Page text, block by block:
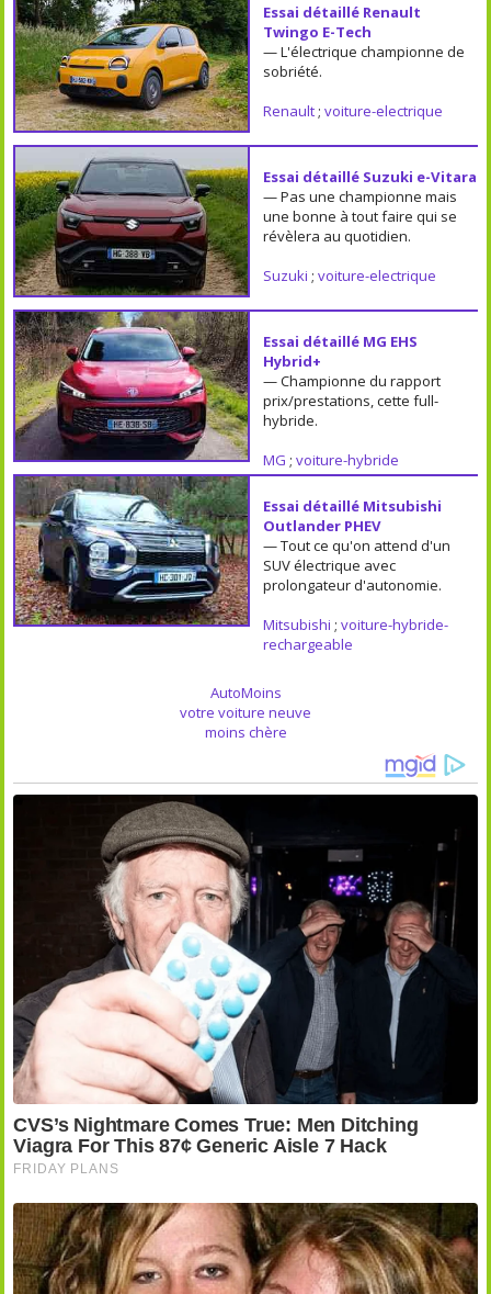
Essai détaillé Renault
Twingo E-Tech
— L'électrique championne de
sobriété.
Renault; voiture-electrique
Essai détaillé Suzuki e-Vitara
— Pas une championne mais
une bonne à tout faire qui se
révèlera au quotidien.
Suzuki ; voiture-electrique
Essai détaillé MG EHS
Hybrid+
— Championne du rapport
prix/prestations, cette full-
hybride.
MG ; voiture-hybride
Essai détaillé Mitsubishi
Outlander PHEV
— Tout ce qu'on attend d'un
SUV électrique avec
prolongateur d'autonomie.
Mitsubishi ; voiture-hybride-
rechargeable
AutoMoins
votre voiture neuve
moins chère